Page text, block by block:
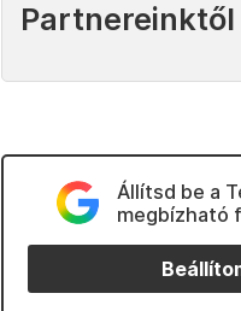
Partnereinktől
Állítsd be a
megbízható